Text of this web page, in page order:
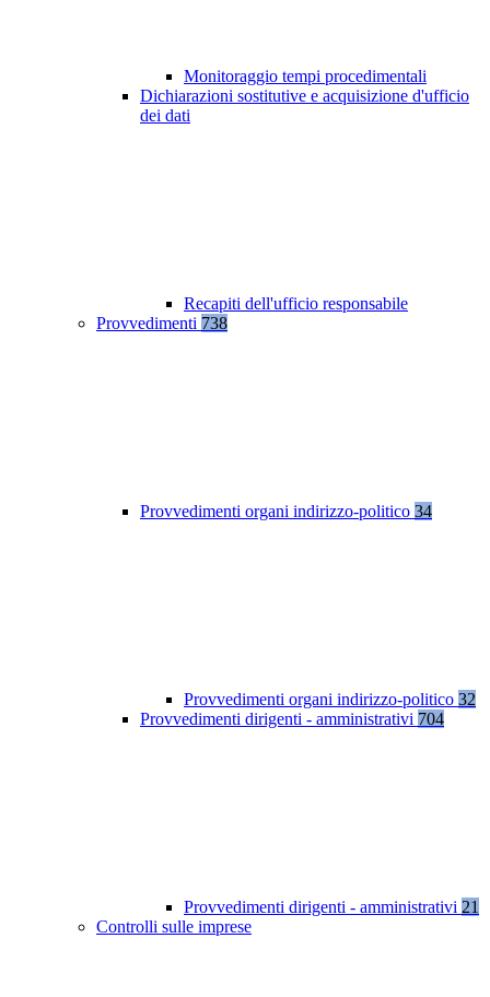
Monitoraggio tempi procedimentali
Dichiarazioni sostitutive e acquisizione d'ufficio
dei dati
Recapiti dell'ufficio responsabile
Provvedimenti 738
Provvedimenti organi indirizzo-politico 34
Provvedimenti organi indirizzo-politico 32
Provvedimenti dirigenti - amministrativi 704
Provvedimenti dirigenti - amministrativi 21
Controlli sulle imprese